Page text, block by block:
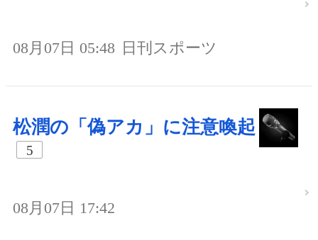
08月07日 05:48 日刊スポーツ
松潤の「偽アカ」に注意喚起
5
08月07日 17:42